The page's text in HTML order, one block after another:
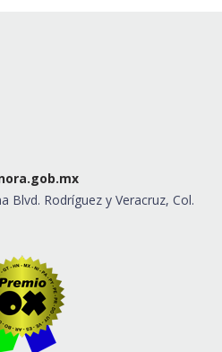
Blvd. Rodríguez y Veracruz, Col.